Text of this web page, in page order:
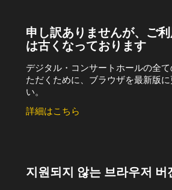
申し訳ありませんが、ご
は古くなっております
デジタル・コンサートホールの全
ただくために、ブラウザを最新版
い。
詳細はこちら
지원되지 않는 브라우저 버